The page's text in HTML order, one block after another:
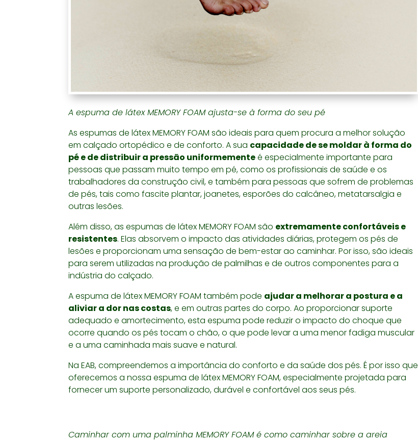
A espuma de látex MEMORY FOAM ajusta-se à forma do seu pé
As espumas de látex MEMORY FOAM são ideais para quem procura a melhor solução
em calçado ortopédico e de conforto. A sua capacidade de se moldar à forma do
pé e de distribuir a pressão uniformementeé especialmente importante para
pessoas que passam muito tempo em pé, como os profissionais de saúde e os
trabalhadores da construção civil, e também para pessoas que sofrem de problemas
de pés, tais como fascite plantar, joanetes, esporões do calcâneo, metatarsalgia e
outras lesões.
Além disso, as espumas de látex MEMORY FOAM são extremamente confortáveis e
resistentes. Elas absorvem o impacto das atividades diárias, protegem os pés de
lesões e proporcionam uma sensação de bem-estar ao caminhar. Por isso, são ideais
para serem utilizadas na produção de palmilhas e de outros componentes para a
indústria do calçado.
A espuma de látex MEMORY FOAM também pode ajudar a melhorar a postura e a
aliviar a dor nas costas, e em outras partes do corpo. Ao proporcionar suporte
adequado e amortecimento, esta espuma pode reduzir o impacto do choque que
ocorre quando os pés tocam o chão, o que pode levar a uma menor fadiga muscular
e a uma caminhada mais suave e natural.
Na EAB, compreendemos a importância do conforto e da saúde dos pés. É por isso que
oferecemos a nossa espuma de látex MEMORY FOAM, especialmente projetada para
fornecer um suporte personalizado, durável e confortável aos seus pés.
Caminhar com uma palminha MEMORY FOAM é como caminhar sobre a areia